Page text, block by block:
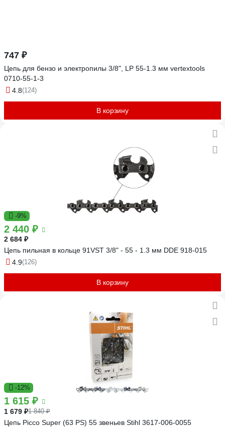
747 ₽
Цепь для бензо и электропилы 3/8", LP 55-1.3 мм vertextools
0710-55-1-3
4.8(124)
В корзину
-9%
2 440 ₽
2 684 ₽
Цепь пильная в кольце 91VST 3/8" - 55 - 1.3 мм DDE 918-015
4.9(126)
В корзину
-12%
1 615 ₽
1 679 ₽1 840 ₽
Цепь Picco Super (63 PS) 55 звеньев Stihl 3617-006-0055